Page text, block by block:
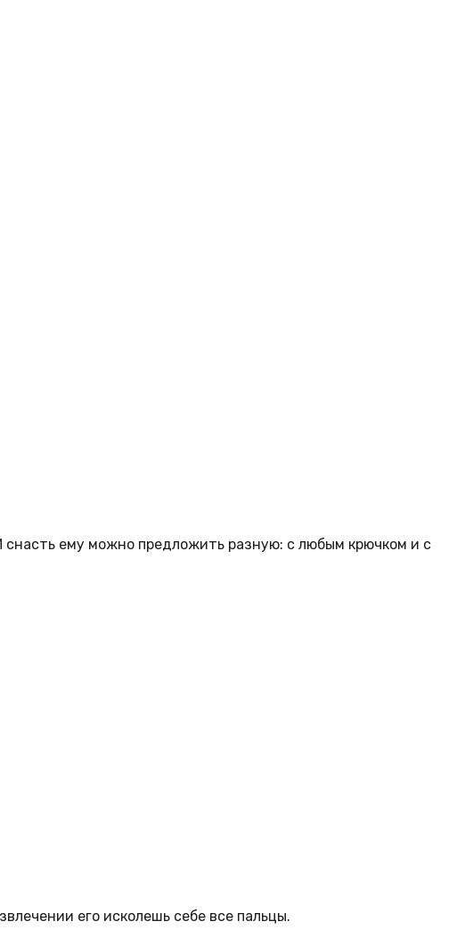
ему можно предложить разную: с любым крючком и с
его исколешь себе все пальцы.